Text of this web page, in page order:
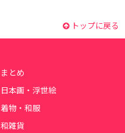
トップに戻る
まとめ
日本画・浮世絵
着物・和服
和雑貨